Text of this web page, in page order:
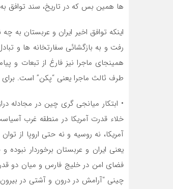
ها همین بس که در تاریخ، سند توافق
اینکه توافق اخیر ایران و عربستان
رفت و به بازگشائی سفارتخانه ها و
همینجای ماجرا نیز فارغ از تبعات و
طرف ثالث ماجرا یعنی “پکن” است. برای
• ابتکار میانجی گری چین در مجادله
خلاء قدرت آمریکا در منطقه غرب
آمریکا، نه روسیه و نه حتی اروپا از
یعنی ایران و عربستان برخوردار
فضای امن در خلیج فارس و میان دو
چینی “آرامش در درون و آشتی در